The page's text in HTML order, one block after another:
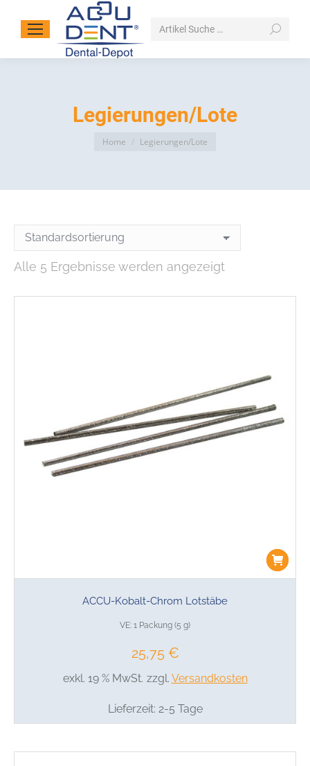
Search:
Legierungen/Lote
You are here:
Home Legierungen/Lote
Alle 5 Ergebnisse werden angezeigt
ACCU-Kobalt-Chrom Lotstäbe
VE: 1 Packung (5 g)
25,75 €
exkl. 19 % MwSt. zzgl. Versandkosten
Lieferzeit: 2-5 Tage